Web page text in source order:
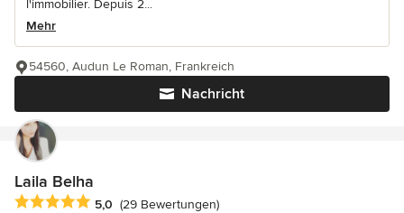
l'immobilier. Depuis 2...
Mehr
Nachricht
54560, Audun Le Roman, Frankreich
Laila Belha
Durchschnittliche Bewertung: 5 von 5 Sternen
5,0 (29 Bewertungen)